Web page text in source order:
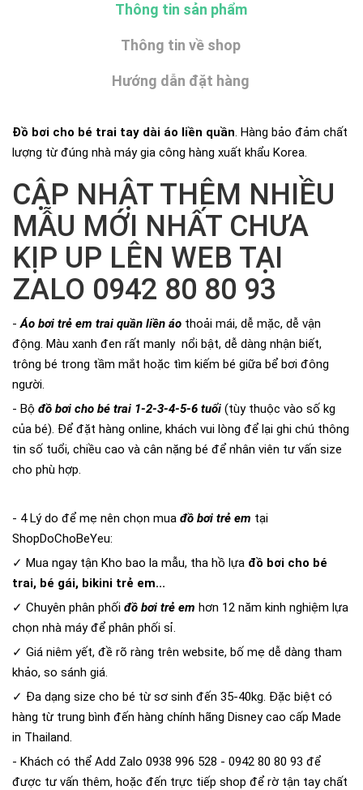
Thông tin sản phẩm
Thông tin về shop
Hướng dẫn đặt hàng
Đồ bơi cho bé trai tay dài áo liền quần. Hàng bảo đảm chất
lượng từ đúng nhà máy gia công hàng xuất khẩu Korea.
CẬP NHẬT THÊM NHIỀU
MẪU MỚI NHẤT CHƯA
KỊP UP LÊN WEB TẠI
ZALO 0942 80 80 93
-Áo bơi trẻ em trai quần liền áo thoải mái, dễ mặc, dễ vận
động. Màu xanh đen rất manly nổi bật, dễ dàng nhận biết,
trông bé trong tầm mắt hoặc tìm kiếm bé giữa bể bơi đông
người.
- Bộ đồ bơi cho bé trai 1-2-3-4-5-6 tuổi (tùy thuộc vào số kg
của bé). Để đặt hàng online, khách vui lòng để lại ghi chú thông
tin số tuổi, chiều cao và cân nặng bé để nhân viên tư vấn size
cho phù hợp.
- 4 Lý do để mẹ nên chọn mua đồ bơi trẻ em tại
ShopDoChoBeYeu:
✓ Mua ngay tận Kho bao la mẫu, tha hồ lựa đồ bơi cho bé
trai, bé gái, bikini trẻ em...
✓ Chuyên phân phối đồ bơi trẻ em hơn 12 năm kinh nghiệm lựa
chọn nhà máy để phân phối sỉ.
✓ Giá niêm yết, đề rõ ràng trên website, bố mẹ dễ dàng tham
khảo, so sánh giá.
✓ Đa dạng size cho bé từ sơ sinh đến 35-40kg. Đặc biệt có
hàng từ trung bình đến hàng chính hãng Disney cao cấp Made
in Thailand.
- Khách có thể Add Zalo 0938 996 528 - 0942 80 80 93 để
được tư vấn thêm, hoặc đến trực tiếp shop để rờ tận tay chất